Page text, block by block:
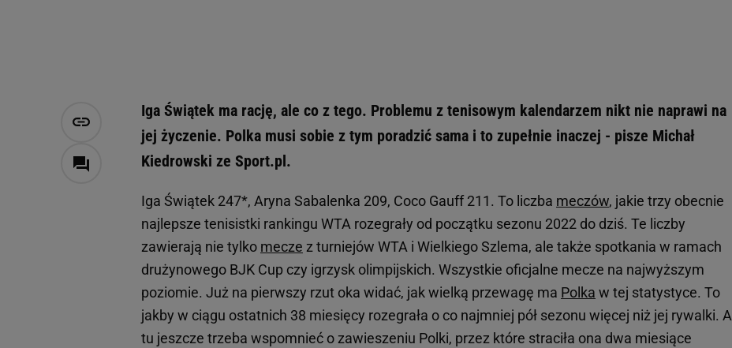
Iga Świątek ma rację, ale co z tego. Problemu z tenisowym kalendarzem nikt nie naprawi na
jej życzenie. Polka musi sobie z tym poradzić sama i to zupełnie inaczej - pisze Michał
Kiedrowski ze Sport.pl.
Iga Świątek 247*, Aryna Sabalenka 209, Coco Gauff 211. To liczba meczów, jakie trzy obecnie
najlepsze tenisistki rankingu WTA rozegrały od początku sezonu 2022 do dziś. Te liczby
zawierają nie tylko mecze z turniejów WTA i Wielkiego Szlema, ale także spotkania w ramach
drużynowego BJK Cup czy igrzysk olimpijskich. Wszystkie oficjalne mecze na najwyższym
poziomie. Już na pierwszy rzut oka widać, jak wielką przewagę ma Polka w tej statystyce. To
jakby w ciągu ostatnich 38 miesięcy rozegrała o co najmniej pół sezonu więcej niż jej rywalki. A
tu jeszcze trzeba wspomnieć o zawieszeniu Polki, przez które straciła ona dwa miesiące